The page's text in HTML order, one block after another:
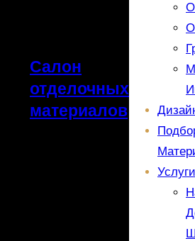
Салон
отделочных
материалов
Услуги